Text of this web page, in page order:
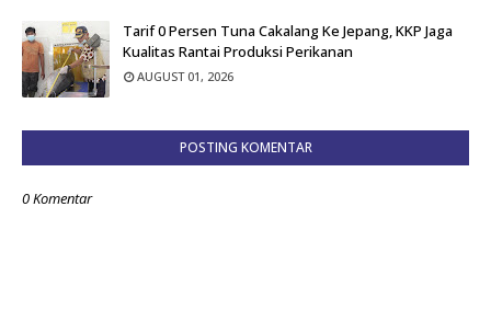
Tarif 0 Persen Tuna Cakalang Ke Jepang, KKP Jaga
Kualitas Rantai Produksi Perikanan
AUGUST 01, 2026
POSTING KOMENTAR
0 Komentar